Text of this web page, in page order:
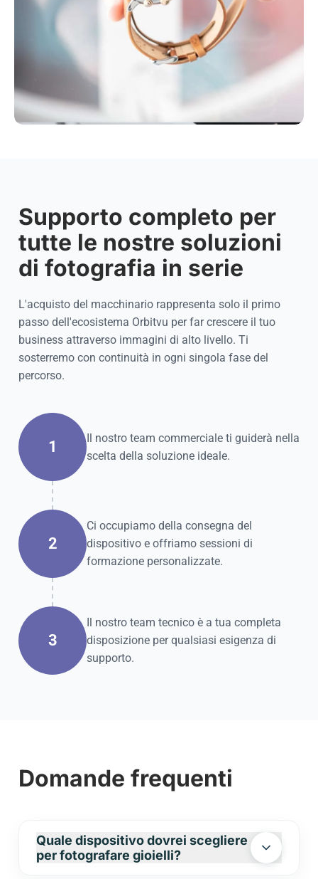
Supporto completo per
tutte le nostre soluzioni
di fotografia in serie
L'acquisto del macchinario rappresenta solo il primo
passo dell'ecosistema Orbitvu per far crescere il tuo
business attraverso immagini di alto livello. Ti
sosterremo con continuità in ogni singola fase del
percorso.
1
Il nostro team commerciale ti guiderà nella
scelta della soluzione ideale.
2
Ci occupiamo della consegna del
dispositivo e offriamo sessioni di
formazione personalizzate.
3
Il nostro team tecnico è a tua completa
disposizione per qualsiasi esigenza di
supporto.
Domande frequenti
Quale dispositivo dovrei scegliere
per fotografare gioielli?